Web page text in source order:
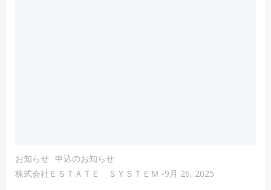
お知らせ
申込のお知らせ
株式会社ＥＳＴＡＴＥ ＳＹＳＴＥＭ -9月 26, 2025